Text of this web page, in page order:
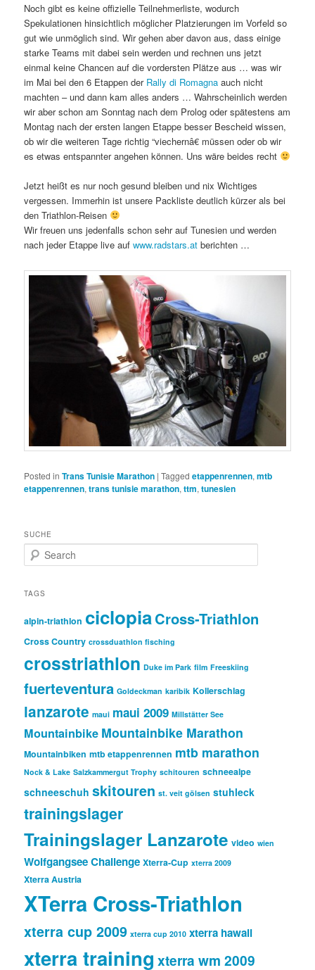
Noch gibt es keine offizielle Teilnehmerliste, wodurch
Spekulationen hinsichtlich möglicher Platzierungen im Vorfeld so
gut wie unmöglich sind. Wir gehen aber davon aus, dass einige
starke Teams mit dabei sein werden und rechnen uns jetzt
einmal keine Chancen auf die vordersten Plätze aus … was wir
im Mai bei den 6 Etappen der Rally di Romagna auch nicht
machten – und dann kam alles anders … Wahrscheinlich werden
wir aber schon am Sonntag nach dem Prolog oder spätestens am
Montag nach der ersten langen Etappe besser Bescheid wissen,
ob wir die weiteren Tage richtig “viechernâ€ müssen oder ob wir
es etwas entspannter angehen können. Uns wäre beides recht
Jetzt heißt es nur noch gesund bleiben und nix Wichtiges
vergessen. Immerhin ist unsere Packliste deutlich kürzer als bei
den Triathlon-Reisen
Wir freuen uns jedenfalls schon sehr auf Tunesien und werden
nach jeder Etappe live aufwww.radstars.at berichten …
Posted in Trans Tunisie Marathon |Tagged etappenrennen,mtb
etappenrennen,trans tunisie marathon,ttm,tunesien
SUCHE
e
r
h
TAGS
alpin-triathlon ciclopiaCross-Triathlon
Cross Country crossduathlon fisching
crosstriathlon Duke im Park film Freeskiing
fuerteventura Goldeckman karibik Kollerschlag
lanzarote maui maui 2009 Millstätter See
Mountainbike Mountainbike Marathon
Mountainbiken mtb etappenrennen mtb marathon
Nock & Lake Salzkammergut Trophy schitouren schneealpe
schneeschuh skitouren st. veit gölsen stuhleck
trainingslager
Trainingslager Lanzarote video wien
Wolfgangsee Challenge Xterra-Cup xterra 2009
Xterra Austria
XTerra Cross-Triathlon
xterra cup 2009 xterra cup 2010 xterra hawaii
xterra training xterra wm 2009